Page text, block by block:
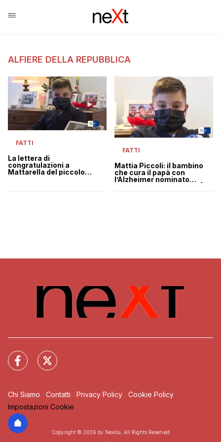
ALFIERE DELLA REPUBBLICA
FATTI
La lettera di
congratulazioni a
Mattarella del piccolo
FATTI
Mattia Piccoli: il bambino
che cura il papà con
l’Alzheimer nominato
Chi Siamo Contatti Privacy Policy
Cookie Policy
Impostazioni Cookie
Copyright © 2026 by Nexilia. All Rights Reserved